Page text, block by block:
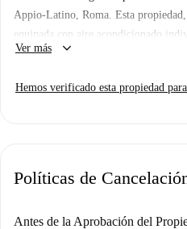
Appio-Latino, Roma. Esta propiedad,
equipada con aire acondicionado
una elegante cocina equipada con
agua está incluida en el precio del
garantiza un fácil acceso al
Alimentari y la icónica Piazza dei Re
Ver más keyboard_arrow_down
Hemos verificado esta propiedad
Políticas de
Antes de la Aprobación del